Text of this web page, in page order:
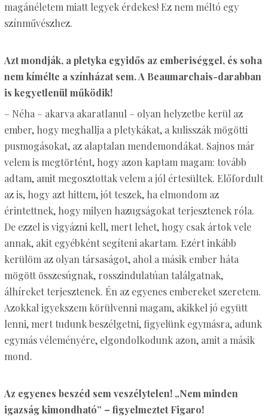
magánéletem miatt legyek érdekes! Ez nem méltó egy
színművészhez.
Azt mondják, a pletyka egyidős az emberiséggel, és soha
nem kímélte a színházat sem. A Beaumarchais-darabban
is kegyetlenül működik!
– Néha – akarva akaratlanul – olyan helyzetbe kerül az
ember, hogy meghallja a pletykákat, a kulisszák mögötti
pusmogásokat, az alaptalan mendemondákat. Sajnos már
velem is megtörtént, hogy azon kaptam magam: tovább
adtam, amit megosztottak velem a jól értesültek. Előfordult
az is, hogy azt hittem, jót teszek, ha elmondom az
érintettnek, hogy milyen hazugságokat terjesztenek róla.
De ezzel is vigyázni kell, mert lehet, hogy csak ártok vele
annak, akit egyébként segíteni akartam. Ezért inkább
kerülöm az olyan társaságot, ahol a másik ember háta
mögött összesúgnak, rosszindulatúan találgatnak,
álhíreket terjesztenek. Én az egyenes embereket szeretem.
Azokkal igyekszem körülvenni magam, akikkel jó együtt
lenni, mert tudunk beszélgetni, figyelünk egymásra, adunk
egymás véleményére, elgondolkodunk azon, amit a másik
mond.
Az egyenes beszéd sem veszélytelen! „Nem minden
igazság kimondható” – figyelmeztet Figaro!